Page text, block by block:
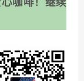
咖啡！继续